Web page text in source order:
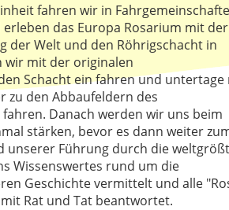
fahren wir in
das Europa Rosarium mit der
der Welt und den Röhrigschacht in
wir mit der originalen
Schacht ein fahren und untertage
zu den Abbaufeldern des
Danach werden wir uns beim
stärken, bevor es dann weiter
unserer Führung durch die
Wissenswertes rund um die
Geschichte vermittelt und alle
Rat und Tat beantwortet.